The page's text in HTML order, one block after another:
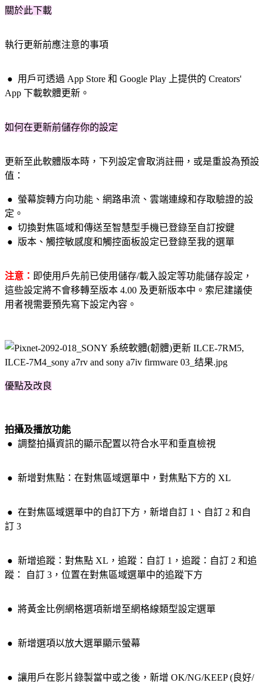
關於此下載
執行更新前應注意的事項
● 用戶可透過 App Store 和 Google Play 上提供的 Creators'
App 下載軟體更新。
如何在更新前儲存你的設定
更新至此軟體版本時，下列設定會取消註冊，或是重設為預設
值：
● 螢幕旋轉方向功能、網路串流、雲端連線和存取驗證的設
定。
● 切換對焦區域和傳送至智慧型手機已登錄至自訂按鍵
● 版本、觸控敏感度和觸控面板設定已登錄至我的選單
注意： 即使用戶先前已使用儲存/載入設定等功能儲存設定，
這些設定將不會移轉至版本 4.00 及更新版本中。索尼建議使
用者視需要預先寫下設定內容。
優點及改良
拍攝及播放功能
● 調整拍攝資訊的顯示配置以符合水平和垂直檢視
● 新增對焦點：在對焦區域選單中，對焦點下方的 XL
● 在對焦區域選單中的自訂下方，新增自訂 1、自訂 2 和自
訂 3
● 新增追蹤：對焦點 XL，追蹤：自訂 1，追蹤：自訂 2 和追
蹤： 自訂 3，位置在對焦區域選單中的追蹤下方
● 將黃金比例網格選項新增至網格線類型設定選單
● 新增選項以放大選單顯示螢幕
● 讓用戶​在影片錄製當中或之後，新增 OK/NG/KEEP (良好/